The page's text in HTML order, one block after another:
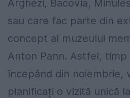
Arghezi, Bacovia,
sau care fac parte din
concept al muzeului
Anton Pann. Astfel, timp
începând din noiembrie,
planificați o vizită unică